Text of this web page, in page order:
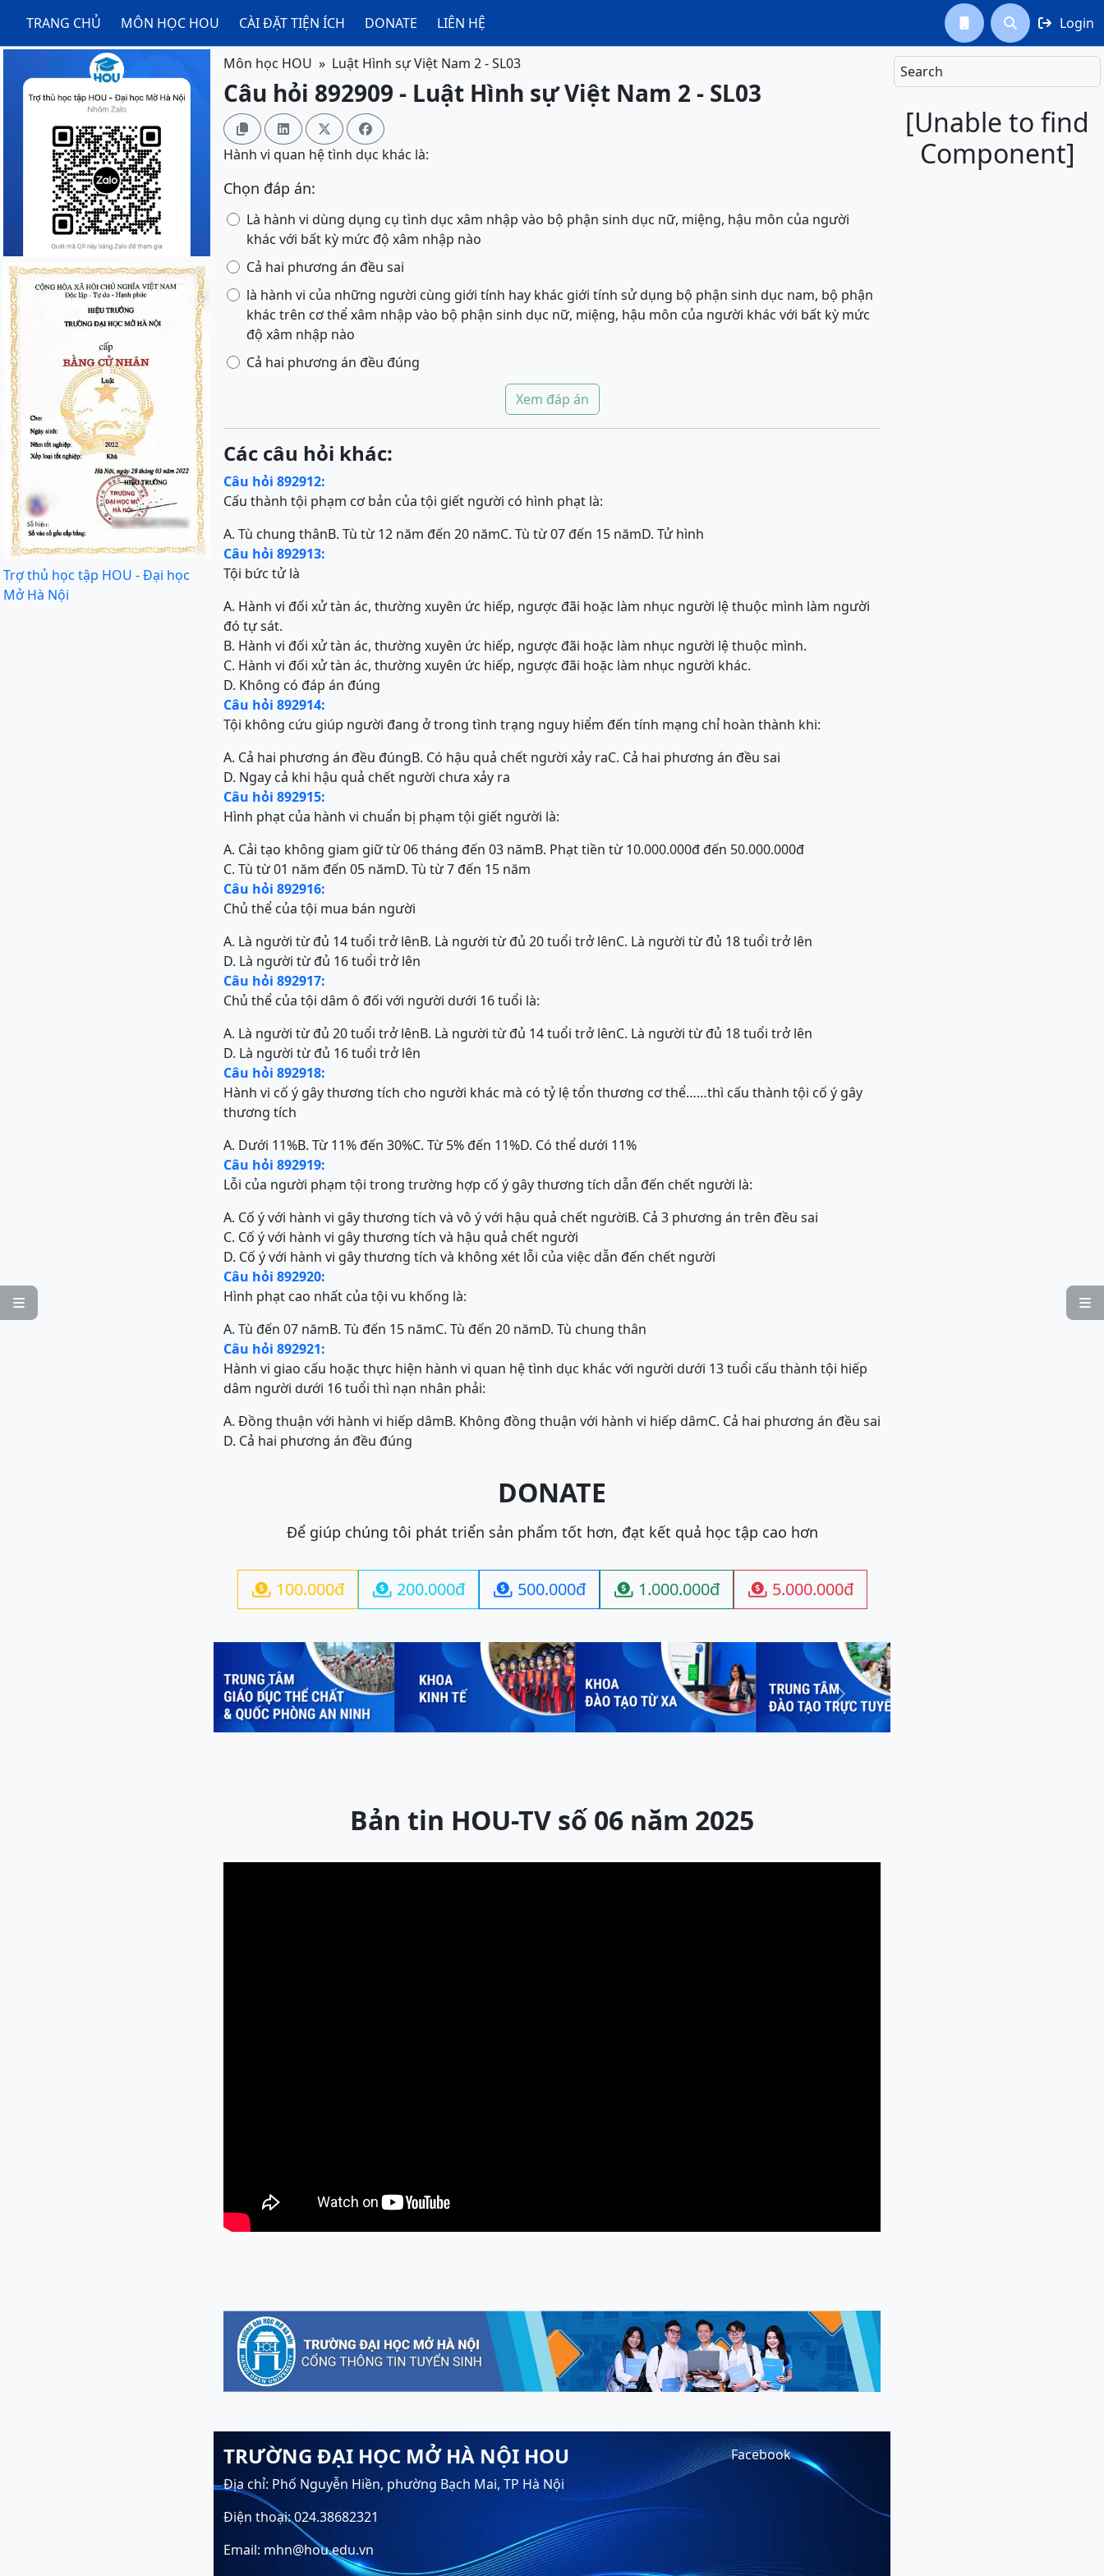
TRANG CHỦ MÔN HỌC HOU CÀI ĐẶT TIỆN ÍCH DONATE LIÊN HỆ   Login

Search
[Unable to find
Component]

Trợ thủ học tập HOU - Đại học
Mở Hà Nội
Môn học HOU Luật Hình sự Việt Nam 2 - SL03
Câu hỏi 892909 - Luật Hình sự Việt Nam 2 - SL03
   
Hành vi quan hệ tình dục khác là:
Chọn đáp án:
Là hành vi dùng dụng cụ tình dục xâm nhập vào bộ phận sinh dục nữ, miệng, hậu môn của người
khác với bất kỳ mức độ xâm nhập nào
Cả hai phương án đều sai
là hành vi của những người cùng giới tính hay khác giới tính sử dụng bộ phận sinh dục nam, bộ phận
khác trên cơ thể xâm nhập vào bộ phận sinh dục nữ, miệng, hậu môn của người khác với bất kỳ mức
độ xâm nhập nào
Cả hai phương án đều đúng
Xem đáp án
Các câu hỏi khác:
Câu hỏi 892912:
Cấu thành tội phạm cơ bản của tội giết người có hình phạt là:
A. Tù chung thânB. Tù từ 12 năm đến 20 nămC. Tù từ 07 đến 15 nămD. Tử hình
Câu hỏi 892913:
Tội bức tử là
A. Hành vi đối xử tàn ác, thường xuyên ức hiếp, ngược đãi hoặc làm nhục người lệ thuộc mình làm người
đó tự sát.
B. Hành vi đối xử tàn ác, thường xuyên ức hiếp, ngược đãi hoặc làm nhục người lệ thuộc mình.
C. Hành vi đối xử tàn ác, thường xuyên ức hiếp, ngược đãi hoặc làm nhục người khác.
D. Không có đáp án đúng
Câu hỏi 892914:
Tội không cứu giúp người đang ở trong tình trạng nguy hiểm đến tính mạng chỉ hoàn thành khi:
A. Cả hai phương án đều đúngB. Có hậu quả chết người xảy raC. Cả hai phương án đều sai
D. Ngay cả khi hậu quả chết người chưa xảy ra
Câu hỏi 892915:
Hình phạt của hành vi chuẩn bị phạm tội giết người là:
A. Cải tạo không giam giữ từ 06 tháng đến 03 nămB. Phạt tiền từ 10.000.000đ đến 50.000.000đ
C. Tù từ 01 năm đến 05 nămD. Tù từ 7 đến 15 năm
Câu hỏi 892916:
Chủ thể của tội mua bán người
A. Là người từ đủ 14 tuổi trở lênB. Là người từ đủ 20 tuổi trở lênC. Là người từ đủ 18 tuổi trở lên
D. Là người từ đủ 16 tuổi trở lên
Câu hỏi 892917:
Chủ thể của tội dâm ô đối với người dưới 16 tuổi là:
A. Là người từ đủ 20 tuổi trở lênB. Là người từ đủ 14 tuổi trở lênC. Là người từ đủ 18 tuổi trở lên
D. Là người từ đủ 16 tuổi trở lên
Câu hỏi 892918:
Hành vi cố ý gây thương tích cho người khác mà có tỷ lệ tổn thương cơ thể……thì cấu thành tội cố ý gây
thương tích
A. Dưới 11%B. Từ 11% đến 30%C. Từ 5% đến 11%D. Có thể dưới 11%
Câu hỏi 892919:
Lỗi của người phạm tội trong trường hợp cố ý gây thương tích dẫn đến chết người là:
A. Cố ý với hành vi gây thương tích và vô ý với hậu quả chết ngườiB. Cả 3 phương án trên đều sai
C. Cố ý với hành vi gây thương tích và hậu quả chết người
D. Cố ý với hành vi gây thương tích và không xét lỗi của việc dẫn đến chết người
Câu hỏi 892920:
Hình phạt cao nhất của tội vu khống là:
A. Tù đến 07 nămB. Tù đến 15 nămC. Tù đến 20 nămD. Tù chung thân
Câu hỏi 892921:
Hành vi giao cấu hoặc thực hiện hành vi quan hệ tình dục khác với người dưới 13 tuổi cấu thành tội hiếp
dâm người dưới 16 tuổi thì nạn nhân phải:
A. Đồng thuận với hành vi hiếp dâmB. Không đồng thuận với hành vi hiếp dâmC. Cả hai phương án đều sai
D. Cả hai phương án đều đúng
DONATE
Để giúp chúng tôi phát triển sản phẩm tốt hơn, đạt kết quả học tập cao hơn
 100.000đ  200.000đ  500.000đ  1.000.000đ  5.000.000đ
Previous Next
Bản tin HOU-TV số 06 năm 2025
TRƯỜNG ĐẠI HỌC MỞ HÀ NỘI HOU
Địa chỉ: Phố Nguyễn Hiền, phường Bạch Mai, TP Hà Nội
Điện thoại: 024.38682321
Email: mhn@hou.edu.vn
Facebook